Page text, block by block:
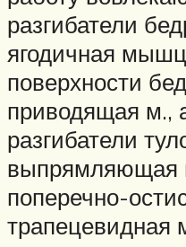
разгибатели
ягодичная
поверхности
приводящая м.,
разгибатели
выпрямляющая
поперечно-
трапецевидная